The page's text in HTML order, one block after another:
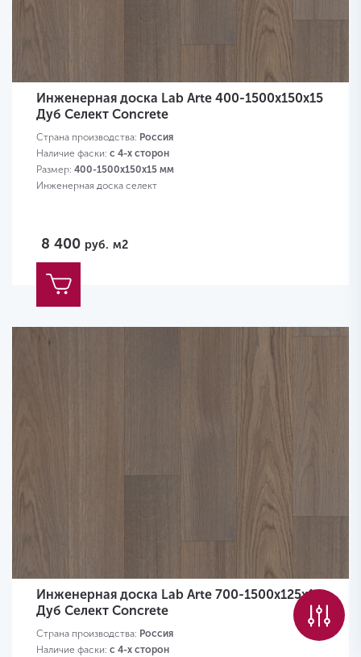
Инженерная доска Lab Arte 400-1500х150х15
Дуб Селект Concrete
Страна производства: Россия
Наличие фаски: с 4-х сторон
Размер: 400-1500х150х15 мм
Инженерная доска селект
8 400 руб. м2
Инженерная доска Lab Arte 700-1500х125х14
Дуб Селект Concrete
Страна производства: Россия
Наличие фаски: с 4-х сторон